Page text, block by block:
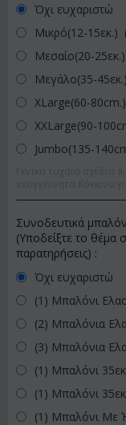
Όχι ευχαριστώ
Μικρό(12-15εκ.)
Μεσαίο(20-
Μεγάλο(35-
XLarge(60-
XXLarge(90-
Jumbo(135-
Συνοδευτικά
(Υποδείξτε το θέμα
παρατηρήσεις) :
Όχι ευχαριστώ
(1) Μπαλόνι
(2) Μπαλόνια
(3) Μπαλόνια
(1) Μπαλόνι
(1) Μπαλόνι
(1) Μπαλόνι Με